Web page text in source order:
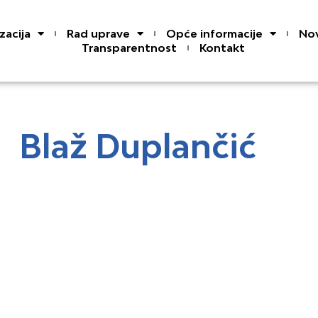
Rad uprave Opće informacije
Transparentnost
Kontakt
Blaž Duplančić